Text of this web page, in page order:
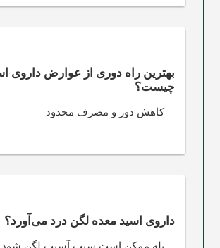
بهترین راه دوری از عوارض داروی
چیست؟
کاهش دوز و مصرف محدود
داروی اسید معده لگن درد می‌آورد؟
بله ممکن است سبب آسیب لگن شود